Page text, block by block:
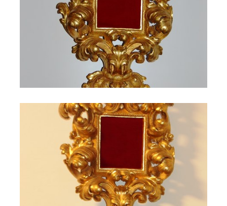
Il Castello di Cerreto 146